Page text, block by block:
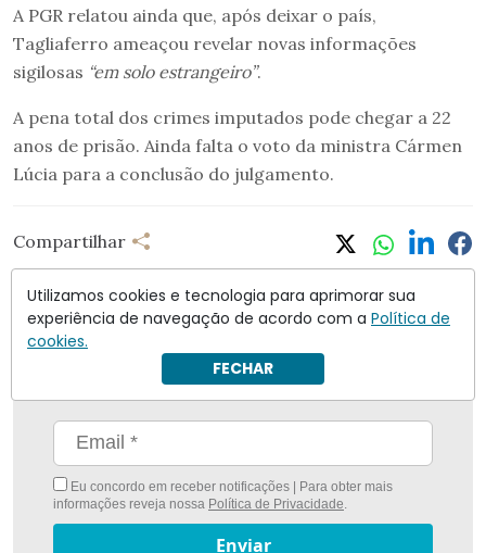
A PGR relatou ainda que, após deixar o país,
Tagliaferro ameaçou revelar novas informações
sigilosas “em solo estrangeiro”.
A pena total dos crimes imputados pode chegar a 22
anos de prisão. Ainda falta o voto da ministra Cármen
Lúcia para a conclusão do julgamento.
Compartilhar
Nunca foi tão fácil ficar bem informado com
Antagonista
Eu concordo em receber notificações | Para obter mais
informações reveja nossa Política de Privacidade.
Enviar
Utilizamos cookies e tecnologia para aprimorar sua
experiência de navegação de acordo com a Política de
cookies.
FECHAR